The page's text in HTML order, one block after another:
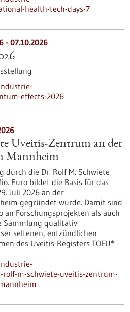
health-tech-days-7
- 07.10.2026
effects-2026
Uveitis-Zentrum an der
Mannheim
durch die Dr. Rolf M. Schwiete
Euro bildet die Basis für das
Juli 2026 an der
gegründet wurde. Damit sind
an Forschungsprojekten als auch
Sammlung qualitativ
seltenen, entzündlichen
des Uveitis-Registers TOFU*
m-schwiete-uveitis-zentrum-